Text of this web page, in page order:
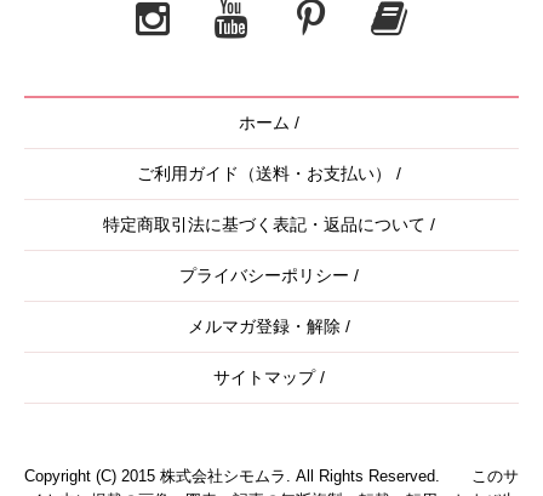
ホーム /
ご利用ガイド（送料・お支払い） /
特定商取引法に基づく表記・返品について /
プライバシーポリシー /
メルマガ登録・解除 /
サイトマップ/
Copyright (C) 2015 株式会社シモムラ. All Rights Reserved. このサ